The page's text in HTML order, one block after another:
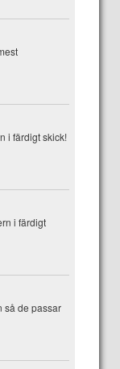
i färdigt skick!
i färdigt
så de passar